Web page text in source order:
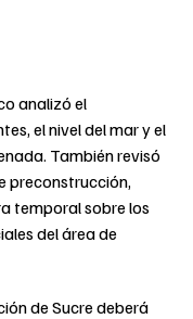
analizó el
el nivel del mar y el
También revisó
preconstrucción,
temporal sobre los
del área de
de Sucre deberá